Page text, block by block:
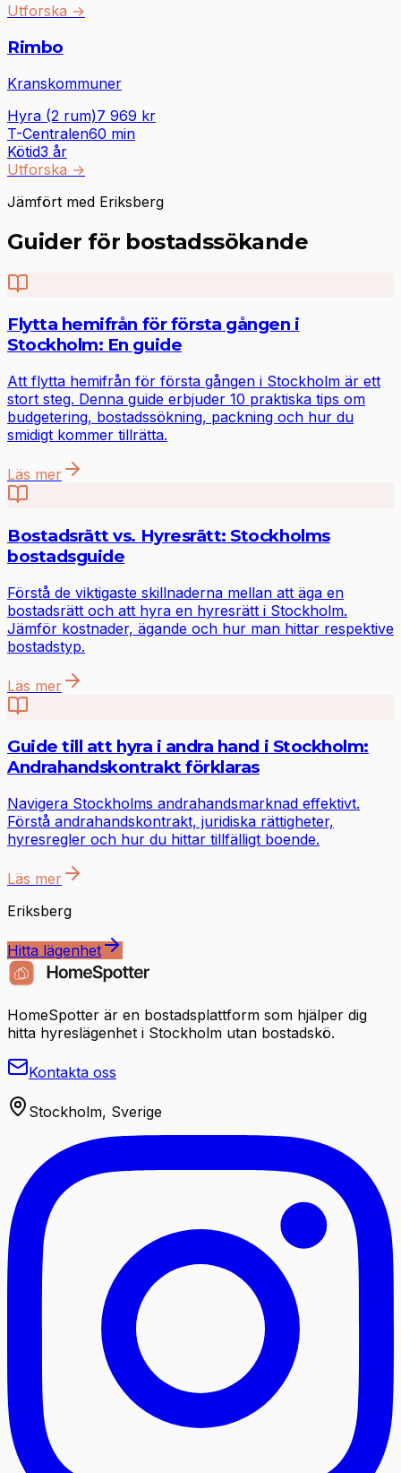
Utforska →
Rimbo
Kranskommuner
Hyra (2 rum)7 969 kr
T-Centralen60 min
Kötid3 år
Utforska →
Jämfört med Eriksberg
Guider för bostadssökande
Flytta hemifrån för första gången i
Stockholm: En guide
Att flytta hemifrån för första gången i Stockholm är ett
stort steg. Denna guide erbjuder 10 praktiska tips om
budgetering, bostadssökning, packning och hur du
smidigt kommer tillrätta.
Läs mer
Bostadsrätt vs. Hyresrätt: Stockholms
bostadsguide
Förstå de viktigaste skillnaderna mellan att äga en
bostadsrätt och att hyra en hyresrätt i Stockholm.
Jämför kostnader, ägande och hur man hittar respektive
bostadstyp.
Läs mer
Guide till att hyra i andra hand i Stockholm:
Andrahandskontrakt förklaras
Navigera Stockholms andrahandsmarknad effektivt.
Förstå andrahandskontrakt, juridiska rättigheter,
hyresregler och hur du hittar tillfälligt boende.
Läs mer
Eriksberg
Hitta lägenhet
HomeSpotter är en bostadsplattform som hjälper dig
hitta hyreslägenhet i Stockholm utan bostadskö.
Kontakta oss
Stockholm, Sverige